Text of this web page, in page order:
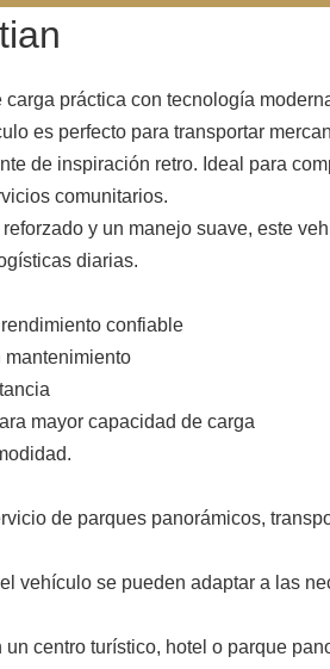
práctica con tecnología
es perfecto para transportar
de inspiración retro. Ideal para
comunitarios.
y un manejo suave, este
diarias.
confiable
mantenimiento
mayor capacidad de carga
de parques panorámicos,
vehículo se pueden adaptar a las
centro turístico, hotel o parque